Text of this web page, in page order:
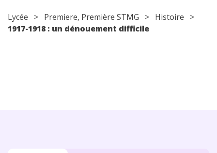
Lycée > Premiere, Première STMG > Histoire >
1917-1918 : un dénouement difficile